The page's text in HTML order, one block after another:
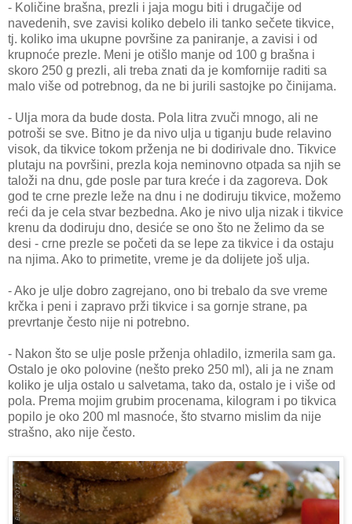
- Količine brašna, prezli i jaja mogu biti i drugačije od
navedenih, sve zavisi koliko debelo ili tanko sečete tikvice,
tj. koliko ima ukupne površine za paniranje, a zavisi i od
krupnoće prezle. Meni je otišlo manje od 100 g brašna i
skoro 250 g prezli, ali treba znati da je komfornije raditi sa
malo više od potrebnog, da ne bi jurili sastojke po činijama.
- Ulja mora da bude dosta. Pola litra zvuči mnogo, ali ne
potroši se sve. Bitno je da nivo ulja u tiganju bude relavino
visok, da tikvice tokom prženja ne bi dodirivale dno. Tikvice
plutaju na površini, prezla koja neminovno otpada sa njih se
taloži na dnu, gde posle par tura kreće i da zagoreva. Dok
god te crne prezle leže na dnu i ne dodiruju tikvice, možemo
reći da je cela stvar bezbedna. Ako je nivo ulja nizak i tikvice
krenu da dodiruju dno, desiće se ono što ne želimo da se
desi - crne prezle se početi da se lepe za tikvice i da ostaju
na njima. Ako to primetite, vreme je da dolijete još ulja.
- Ako je ulje dobro zagrejano, ono bi trebalo da sve vreme
krčka i peni i zapravo prži tikvice i sa gornje strane, pa
prevrtanje često nije ni potrebno.
- Nakon što se ulje posle prženja ohladilo, izmerila sam ga.
Ostalo je oko polovine (nešto preko 250 ml), ali ja ne znam
koliko je ulja ostalo u salvetama, tako da, ostalo je i više od
pola. Prema mojim grubim procenama, kilogram i po tikvica
popilo je oko 200 ml masnoće, što stvarno mislim da nije
strašno, ako nije često.